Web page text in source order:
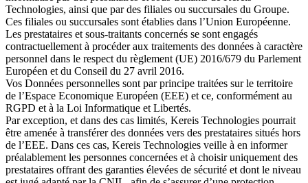
Technologies, ainsi que par des filiales ou succursales du Groupe.
Ces filiales ou succursales sont établies dans l’Union Européenne.
Les prestataires et sous-traitants concernés se sont engagés
contractuellement à procéder aux traitements des données à caractère
personnel dans le respect du règlement (UE) 2016/679 du Parlement
Européen et du Conseil du 27 avril 2016.
Vos Données personnelles sont par principe traitées sur le territoire
de l’Espace Economique Européen (EEE) et ce, conformément au
RGPD et à la Loi Informatique et Libertés.
Par exception, et dans des cas limités, Kereis Technologies pourrait
être amenée à transférer des données vers des prestataires situés hors
de l’EEE. Dans ces cas, Kereis Technologies veille à en informer
préalablement les personnes concernées et à choisir uniquement des
prestataires offrant des garanties élevées de sécurité et dont le niveau